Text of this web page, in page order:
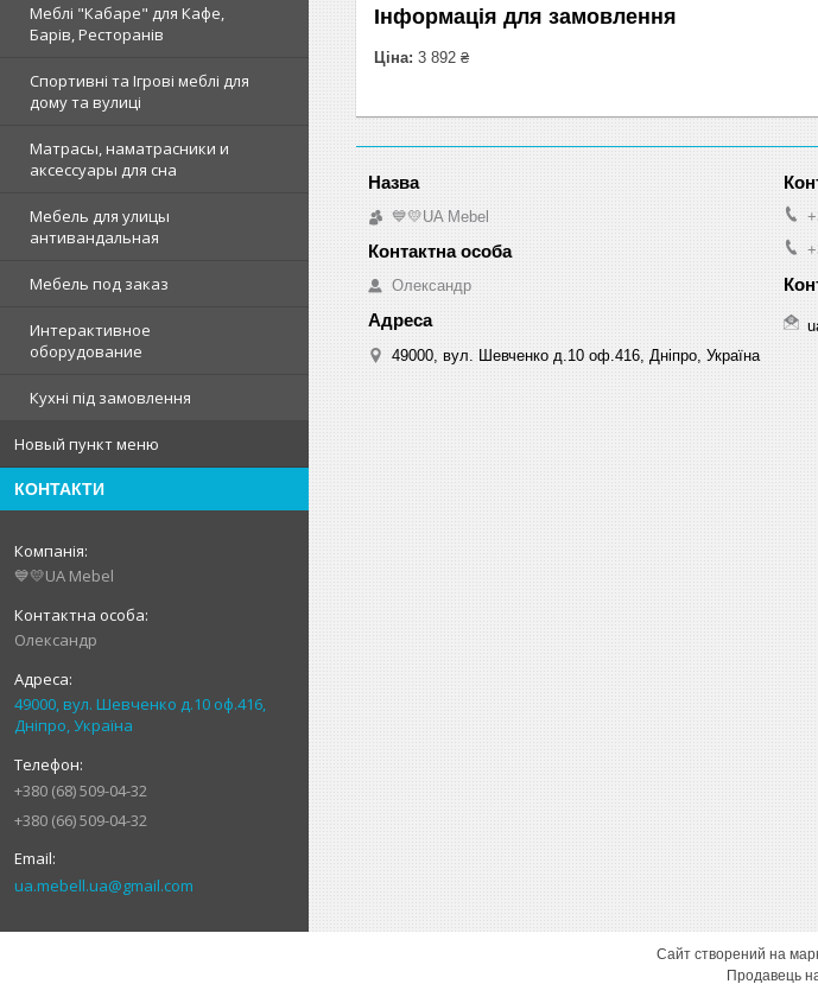
Меблі "Кабаре" для Кафе,
Барів, Ресторанів
Спортивні та Ігрові меблі для
дому та вулиці
Матрасы, наматрасники и
аксессуары для сна
Мебель для улицы
антивандальная
Мебель под заказ
Интерактивное
оборудование
Кухні під замовлення
Новый пункт меню
КОНТАКТИ
💙💛UA Mebel
Олександр
49000, вул. Шевченко д.10 оф.416,
Дніпро, Україна
+380 (68) 509-04-32
+380 (66) 509-04-32
ua.mebell.ua@gmail.com
Інформація для замовлення
Ціна: 3 892 ₴
💙💛UA Mebel
Олександр
49000, вул. Шевченко д.10 оф.416, Дніпро, Україна
Сайт створений на
Продавець